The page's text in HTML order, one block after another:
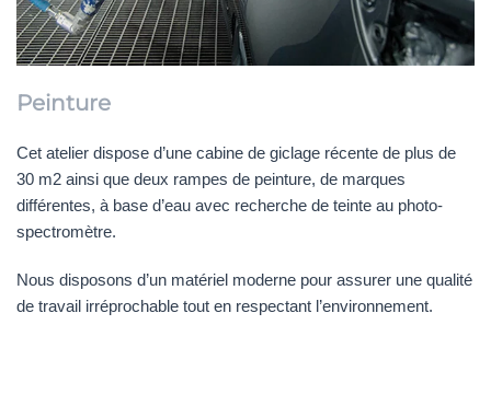
Peinture
Cet atelier dispose d’une cabine de giclage récente de plus de
30 m2 ainsi que deux rampes de peinture, de marques
différentes, à base d’eau avec recherche de teinte au photo-
spectromètre.
Nous disposons d’un matériel moderne pour assurer une qualité
de travail irréprochable tout en respectant l’environnement.